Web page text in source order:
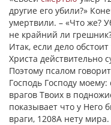
другие его убили?»
умертвили. – «Что же?
не крайний ли
Итак, если дело
Христа действительно
Поэтому псалом
Господь Господу моему:
врагов Твоих в
показывает что у Него
враги, 1208А нету мира.